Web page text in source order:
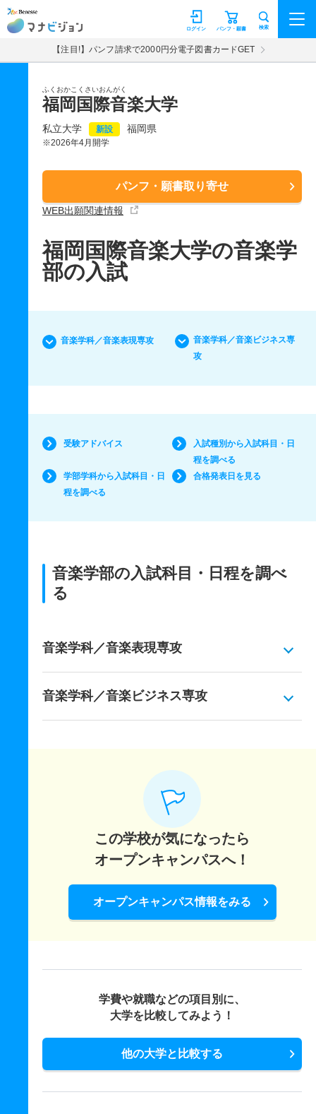
マナビジョン パンフ・願書
ログイン 検索
【注目!】パンフ請求で2000円分電子図書カードGET
ふくおかこくさいおんがく
福岡国際音楽大学
私立大学 新設 福岡県
※2026年4月開学
パンフ・願書取り寄せ
WEB出願関連情報
福岡国際音楽大学の音楽学
部の入試
音楽学科／音楽表現専攻
音楽学科／音楽ビジネス専
攻
受験アドバイス
入試種別から入試科目・日
程を調べる
学部学科から入試科目・日
程を調べる
合格発表日を見る
音楽学部の入試科目・日程を調べ
る
音楽学科／音楽表現専攻
音楽学科／音楽ビジネス専攻
この学校が気になったら
オープンキャンパスへ！
オープンキャンパス情報をみる
学費や就職などの項目別に、
大学を比較してみよう！
他の大学と比較する